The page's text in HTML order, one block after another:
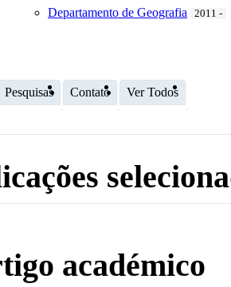
Departamento de Geografia 2011 -
Pesquisas Contato Ver Todos
académico